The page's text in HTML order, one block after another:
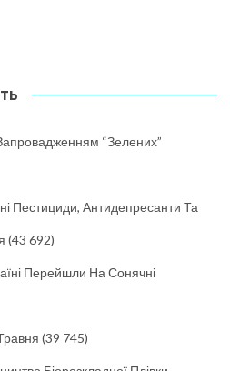
“зелених”
Пестициди, Антидепресанти Та
(43 692)
Перейшли На Сонячні
(39 745)